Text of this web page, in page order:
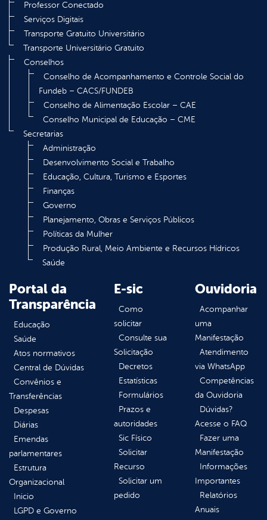
Professor Conectado
Serviços Digitais
Transporte Gratuito Universitário
Transporte Universitário Gratuito
Conselhos
Conselho de Acompanhamento e Controle Social do
Fundeb – CACS/FUNDEB
Conselho de Alimentação Escolar – CAE
Conselho Municipal de Educação – CME
Secretarias
Administração
Desenvolvimento Social e Trabalho
Educação, Cultura, Turismo e Esportes
Finanças
Governo
Planejamento, Obras e Serviços Públicos
Políticas da Mulher
Produção Rural, Meio Ambiente e Recursos Hídricos
Saúde
Portal da
Transparência
Educação
Saúde
Atos normativos
Central de Dúvidas
Convênios e
Transferências
Despesas
Diárias
Emendas
parlamentares
Estrutura
Organizacional
Inicio
LGPD e Governo
E-sic
Como
solicitar
Consulte sua
Solicitação
Decretos
Estatísticas
Formulários
Prazos e
autoridades
Sic Físico
Solicitar
Recurso
Solicitar um
pedido
Ouvidoria
Acompanhar
uma
Manifestação
Atendimento
via WhatsApp
Competências
da Ouvidoria
Dúvidas?
Acesse o FAQ
Fazer uma
Manifestação
Informações
Importantes
Relatórios
Anuais